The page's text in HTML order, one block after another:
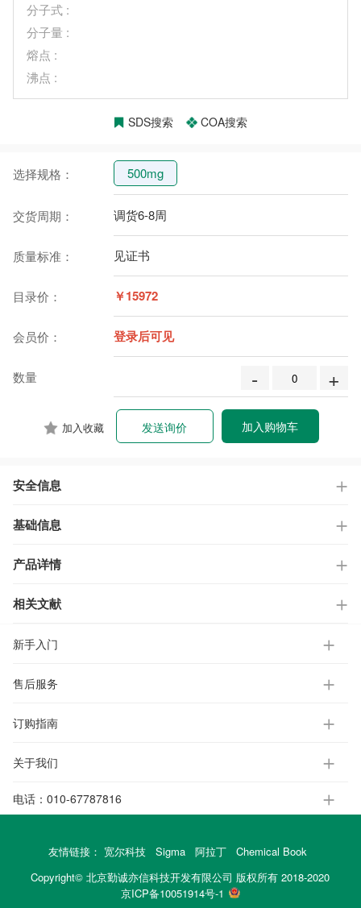
分子式 :
分子量 :
熔点 :
沸点 :
SDS搜索 COA搜索
选择规格： 500mg
交货周期： 调货6-8周
质量标准： 见证书
目录价： ￥15972
会员价： 登录后可见
数量 - +
加入收藏 加入购物车
发送询价
安全信息
基础信息
产品详情
相关文献
新手入门
售后服务
订购指南
关于我们
电话： 010-67787816
友情链接： 宽尔科技 Sigma 阿拉丁
Chemical Book
Copyright© 北京勤诚亦信科技开发有限公司 版权所有 2018-2020
京ICP备10051914号-1